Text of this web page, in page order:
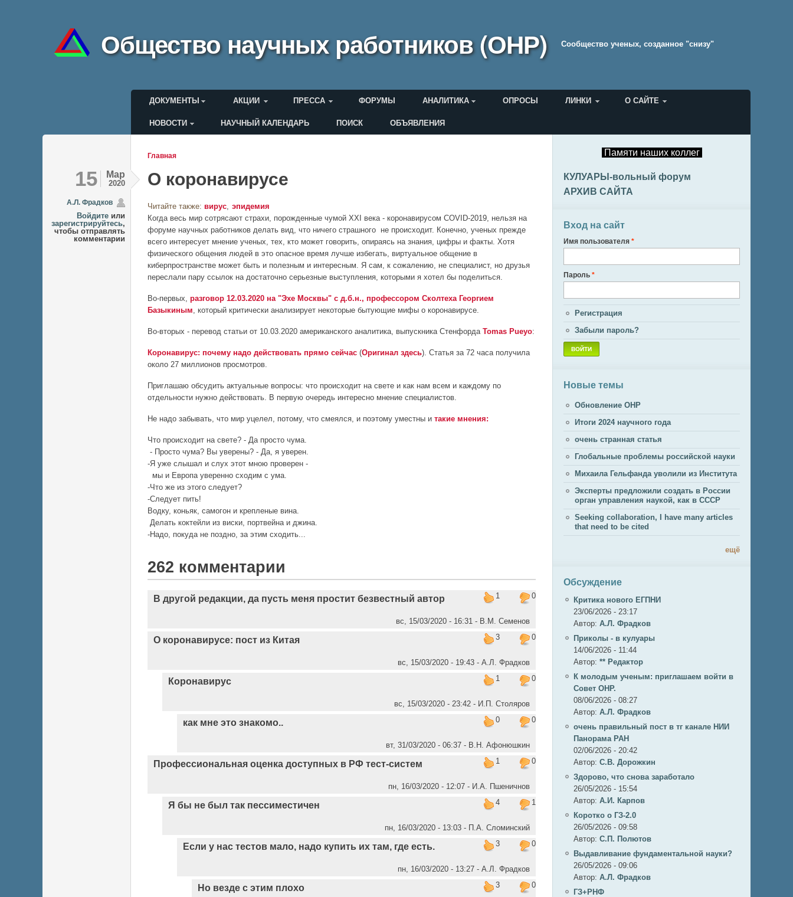
Общество научных работников (ОНР) Cообщество ученых, созданное "снизу"
Главное меню
ДОКУМЕНТЫ АКЦИИ ПРЕССА ФОРУМЫ АНАЛИТИКА ОПРОСЫ ЛИНКИ О САЙТЕ
Меню пользователя
НОВОСТИ НАУЧНЫЙ КАЛЕНДАРЬ ПОИСК ОБЪЯВЛЕНИЯ
Вы здесь
Главная
15 Мар
2020
А.Л. Фрадков
Войдите или
зарегистрируйтесь,
чтобы отправлять
комментарии
О коронавирусе
Читайте также: вирус эпидемия
Когда весь мир сотрясают страхи, порожденные чумой XXI века - коронавирусом COVID-2019, нельзя на
форуме научных работников делать вид, что ничего страшного не происходит. Конечно, ученых прежде
всего интересует мнение ученых, тех, кто может говорить, опираясь на знания, цифры и факты. Хотя
физического общения людей в это опасное время лучше избегать, виртуальное общение в
киберпространстве может быть и полезным и интересным. Я сам, к сожалению, не специалист, но друзья
переслали пару ссылок на достаточно серьезные выступления, которыми я хотел бы поделиться.
Во-первых, разговор 12.03.2020 на "Эхе Москвы" с д.б.н., профессором Сколтеха Георгием
Базыкиным, который критически анализирует некоторые бытующие мифы о коронавирусе.
Во-вторых - перевод статьи от 10.03.2020 американского аналитика, выпускника Стенфорда Tomas Pueyo:
Коронавирус: почему надо действовать прямо сейчас (Оригинал здесь). Статья за 72 часа получила
около 27 миллионов просмотров.
Приглашаю обсудить актуальные вопросы: что происходит на свете и как нам всем и каждому по
отдельности нужно действовать. В первую очередь интересно мнение специалистов.
Не надо забывать, что мир уцелел, потому, что смеялся, и поэтому уместны и такие мнения:
Что происходит на свете? - Да просто чума.
- Просто чума? Вы уверены? - Да, я уверен.
-Я уже слышал и слух этот мною проверен -
мы и Европа уверенно сходим с ума.
-Что же из этого следует?
-Следует пить!
Водку, коньяк, самогон и крепленые вина.
Делать коктейли из виски, портвейна и джина.
-Надо, покуда не поздно, за этим сходить...
262 комментарии
1 0
В другой редакции, да пусть меня простит безвестный автор
вс, 15/03/2020 - 16:31 - В.М. Семенов
3
0
О коронавирусе: пост из Китая
вс, 15/03/2020 - 19:43 - А.Л. Фрадков
1
0
Коронавирус
вс, 15/03/2020 - 23:42 - И.П. Столяров
0
0
как мне это знакомо..
вт, 31/03/2020 - 06:37 - В.Н. Афонюшкин
1
0
Профессиональная оценка доступных в РФ тест-систем
пн, 16/03/2020 - 12:07 - И.А. Пшеничнов
4
1
Я бы не был так пессиместичен
пн, 16/03/2020 - 13:03 - П.А. Сломинский
3
0
Если у нас тестов мало, надо купить их там, где есть.
пн, 16/03/2020 - 13:27 - А.Л. Фрадков
3
0
Но везде с этим плохо
Памяти наших коллег
КУЛУАРЫ-вольный форум
АРХИВ САЙТА
Вход на сайт
Имя пользователя *
Пароль *
Регистрация
Забыли пароль?
Новые темы
Обновление ОНР
Итоги 2024 научного года
очень странная статья
Глобальные проблемы российской науки
Михаила Гельфанда уволили из Института
Эксперты предложили создать в России
орган управления наукой, как в СССР
Seeking collaboration, I have many articles
that need to be cited
ещё
Обсуждение
Критика нового ЕГПНИ
23/06/2026 - 23:17
Автор: А.Л. Фрадков
Приколы - в кулуары
14/06/2026 - 11:44
Автор: ** Редактор
К молодым ученым: приглашаем войти в
Совет ОНР.
08/06/2026 - 08:27
Автор: А.Л. Фрадков
очень правильный пост в тг канале НИИ
Панорама РАН
02/06/2026 - 20:42
Автор: С.В. Дорожкин
Здорово, что снова заработало
26/05/2026 - 15:54
Автор: А.И. Карпов
Коротко о ГЗ-2.0
26/05/2026 - 09:58
Автор: C.П. Полютов
Выдавливание фундаментальной науки?
26/05/2026 - 09:06
Автор: А.Л. Фрадков
ГЗ+РНФ